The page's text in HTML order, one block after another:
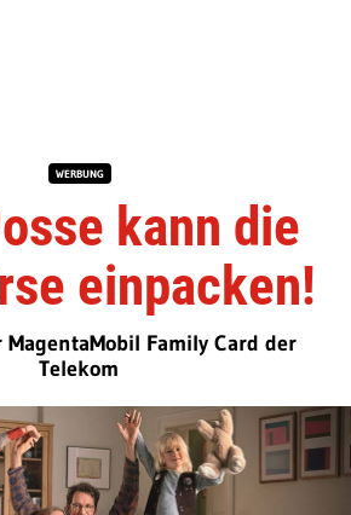
WERBUNG
kann die
einpacken!
Family Card der
Telekom